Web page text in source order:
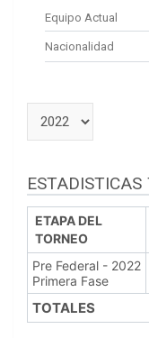
Equipo Actual
Nacionalidad
ESTADISTICAS
ETAPA DEL
TORNEO
Pre Federal - 2022
Primera Fase
TOTALES